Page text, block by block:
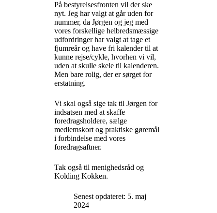
På bestyrelsesfronten vil der ske
nyt. Jeg har valgt at går uden for
nummer, da Jørgen og jeg med
vores forskellige helbredsmæssige
udfordringer har valgt at tage et
fjumreår og have fri kalender til at
kunne rejse/cykle, hvorhen vi vil,
uden at skulle skele til kalenderen.
Men bare rolig, der er sørget for
erstatning.
Vi skal også sige tak til Jørgen for
indsatsen med at skaffe
foredragsholdere, sælge
medlemskort og praktiske gøremål
i forbindelse med vores
foredragsaftner.
Tak også til menighedsråd og
Kolding Kokken.
Senest opdateret: 5. maj
2024